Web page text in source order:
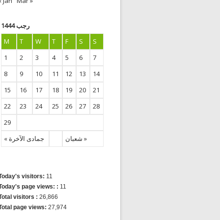
رجب 1444
M
T W T F S S
« جمادى الآخرة شعبان »
1 2 3 4 5 6
7
8
9 10 11 12 13
14
15
16 17 18 19 20
21
22
23 24 25 26 27
28
29
visitors: 11
page views: : 11
visitors : 26,866
page views: 27,974